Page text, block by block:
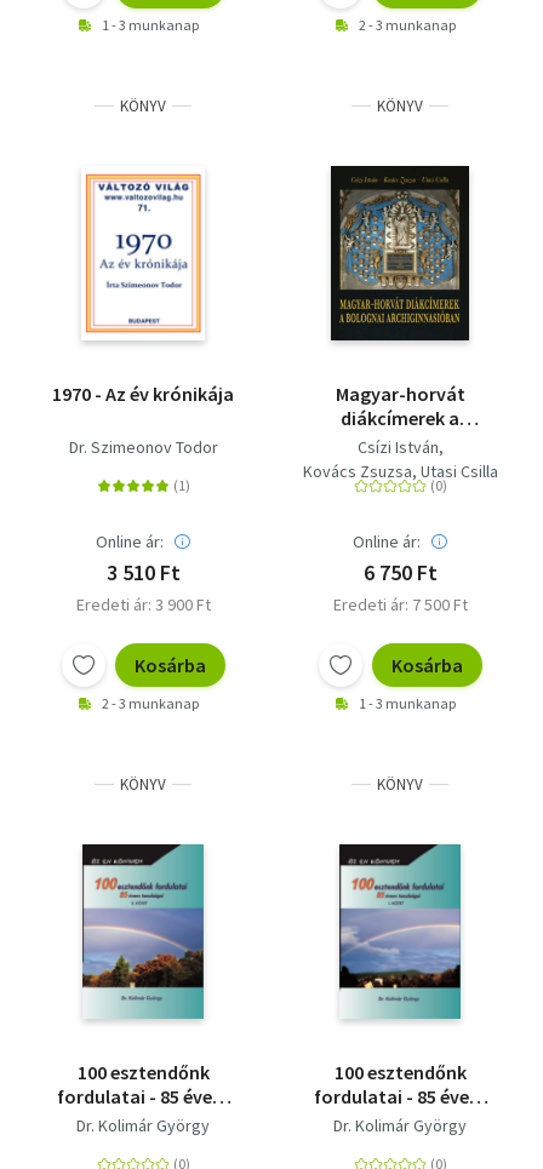
1 - 3 munkanap 2 - 3 munkanap
KÖNYV
1970 - Az év krónikája
Dr. Szimeonov Todor
Online ár:
3 510 Ft
Eredeti ár: 3 900 Ft
Kosárba
2 - 3 munkanap
KÖNYV
Magyar-horvát
diákcímerek a
bolognai
Archiginnasióban
Csízi István
Kovács Zsuzsa Utasi Csilla
Online ár:
6 750 Ft
Eredeti ár: 7 500 Ft
Kosárba
1 - 3 munkanap
KÖNYV
100 esztendőnk
fordulatai - 85 évem
tanulságai II.
Dr. Kolimár György
KÖNYV
100 esztendőnk
fordulatai - 85 évem
tanulságai I.
Dr. Kolimár György